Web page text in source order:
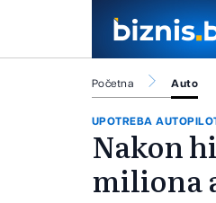
Početna Auto
UPOTREBA
Nakon
miliona